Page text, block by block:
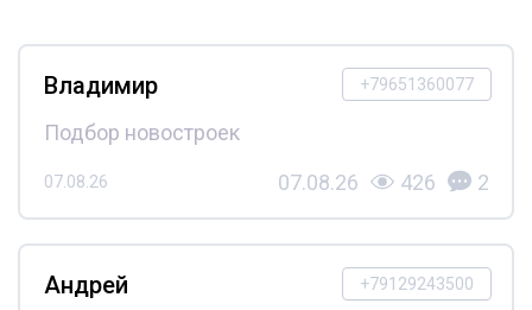
+79651360077
Владимир
Подбор новостроек
07.08.26 07.08.26 426 2
+79129243500
Андрей